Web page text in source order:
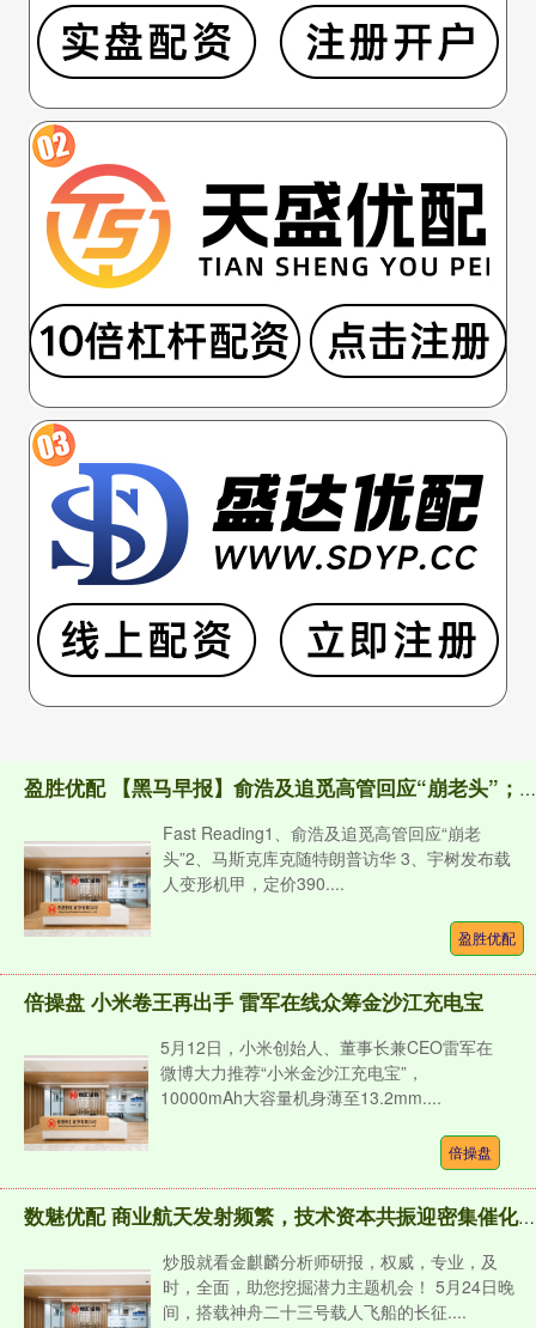
盈胜优配 【黑马早报】俞浩及追觅高管回应“崩老头”；马斯克库克随特朗普访华；宇树发布载人变形机甲，定价390万起；腾讯张军：微信“访客功能”已焊死...
Fast Reading1、俞浩及追觅高管回应“崩老
头”2、马斯克库克随特朗普访华 3、宇树发布载
人变形机甲，定价390....
盈胜优配
倍操盘 小米卷王再出手 雷军在线众筹金沙江充电宝
5月12日，小米创始人、董事长兼CEO雷军在
微博大力推荐“小米金沙江充电宝”，
10000mAh大容量机身薄至13.2mm....
倍操盘
数魅优配 商业航天发射频繁，技术资本共振迎密集催化期
炒股就看金麒麟分析师研报，权威，专业，及
时，全面，助您挖掘潜力主题机会！ 5月24日晚
间，搭载神舟二十三号载人飞船的长征....